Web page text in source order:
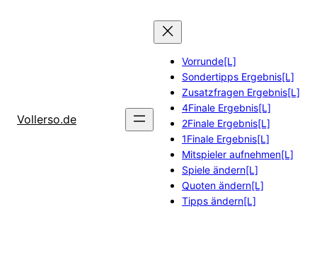
Vollerso.de
Vorrunde[L]
Sondertipps Ergebnis[L]
Zusatzfragen Ergebnis[L]
4Finale Ergebnis[L]
2Finale Ergebnis[L]
1Finale Ergebnis[L]
Mitspieler aufnehmen[L]
Spiele ändern[L]
Quoten ändern[L]
Tipps ändern[L]